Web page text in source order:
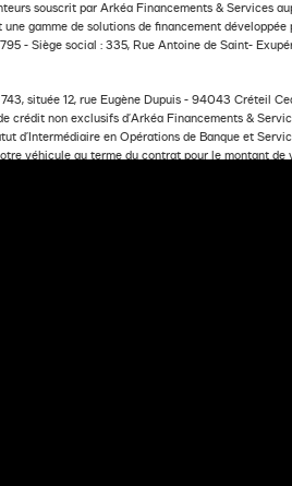
souscrit par Arkéa Financements & Services
de solutions de financement développée
social : 335, Rue Antoine de Saint-
située 12, rue Eugène Dupuis - 94043 Créteil
non exclusifs d'Arkéa Financements &
en Opérations de Banque et
véhicule au terme du contrat pour le montant